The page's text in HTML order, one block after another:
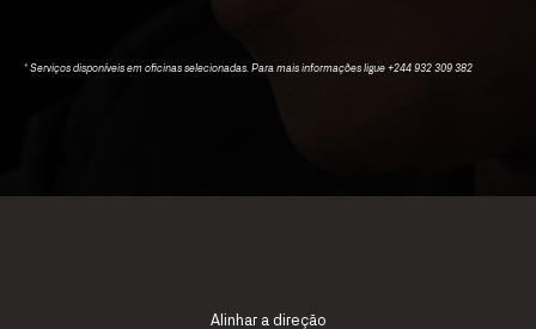
* Serviços disponíveis em oficinas selecionadas. Para mais informações ligue +244 932 309 382
Alinhar a direção